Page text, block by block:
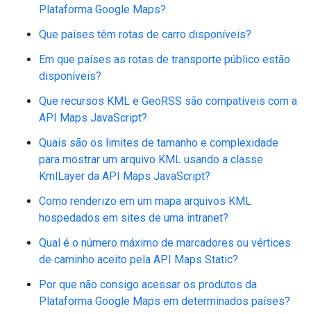
Plataforma Google Maps?
Que países têm rotas de carro disponíveis?
Em que países as rotas de transporte público estão
disponíveis?
Que recursos KML e GeoRSS são compatíveis com a
API Maps JavaScript?
Quais são os limites de tamanho e complexidade
para mostrar um arquivo KML usando a classe
KmlLayer da API Maps JavaScript?
Como renderizo em um mapa arquivos KML
hospedados em sites de uma intranet?
Qual é o número máximo de marcadores ou vértices
de caminho aceito pela API Maps Static?
Por que não consigo acessar os produtos da
Plataforma Google Maps em determinados países?